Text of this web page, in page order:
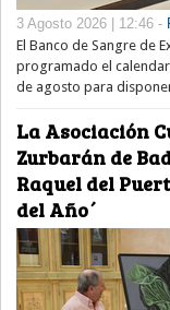
3 Agosto 2026 | 12:46 -
El Banco de Sangre de
programado el
de agosto para
La Asociación
Zurbarán de
Raquel del
del Año´